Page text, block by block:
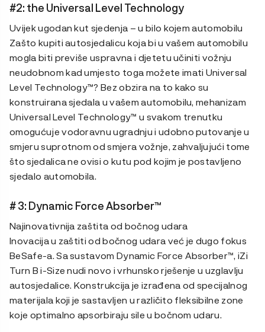
#2: the Universal Level Technology
Uvijek ugodan kut sjedenja – u bilo kojem automobilu
Zašto kupiti autosjedalicu koja bi u vašem automobilu
mogla biti previše uspravna i djetetu učiniti vožnju
neudobnom kad umjesto toga možete imati Universal
Level Technology™? Bez obzira na to kako su
konstruirana sjedala u vašem automobilu, mehanizam
Universal Level Technology™ u svakom trenutku
omogućuje vodoravnu ugradnju i udobno putovanje u
smjeru suprotnom od smjera vožnje, zahvaljujući tome
što sjedalica ne ovisi o kutu pod kojim je postavljeno
sjedalo automobila.
# 3: Dynamic Force Absorber™
Najinovativnija zaštita od bočnog udara
Inovacija u zaštiti od bočnog udara već je dugo fokus
BeSafe-a. Sa sustavom Dynamic Force Absorber™, iZi
Turn B i-Size nudi novo i vrhunsko rješenje u uzglavlju
autosjedalice. Konstrukcija je izrađena od specijalnog
materijala koji je sastavljen u različito fleksibilne zone
koje optimalno apsorbiraju sile u bočnom udaru.